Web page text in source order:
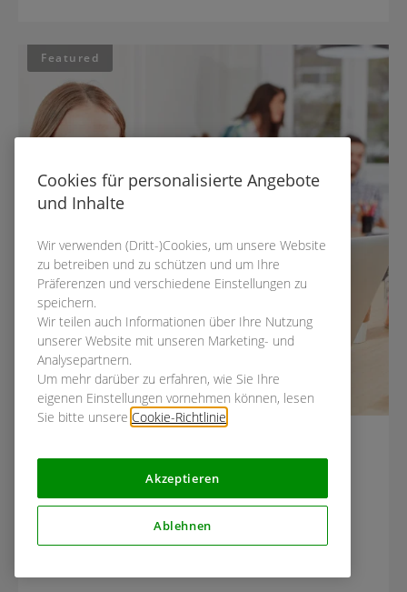
Featured
Testpersonen berichten über
ihre Studienteilnahmen
Cookies für personalisierte Angebote
und Inhalte
Wir verwenden (Dritt-)Cookies, um unsere Website
zu betreiben und zu schützen und um Ihre
Präferenzen und verschiedene Einstellungen zu
speichern.
Wir teilen auch Informationen über Ihre Nutzung
unserer Website mit unseren Marketing- und
Analysepartnern.
Um mehr darüber zu erfahren, wie Sie Ihre
eigenen Einstellungen vornehmen können, lesen
Sie bitte unsere Cookie-Richtlinie
Akzeptieren
Ablehnen